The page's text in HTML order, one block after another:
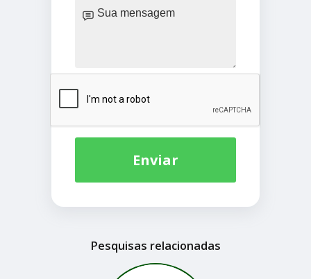
Enviar
Pesquisas relacionadas